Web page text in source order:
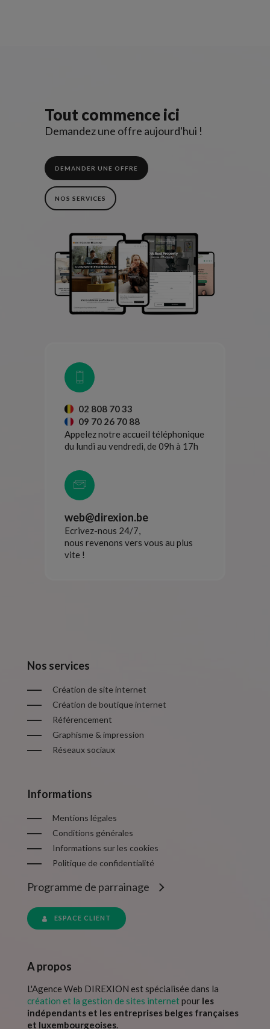
Tout commence ici
Demandez une offre aujourd'hui !
DEMANDER UNE OFFRE
NOS SERVICES
02 808 70 33
09 70 26 70 88
Appelez notre accueil téléphonique
du lundi au vendredi, de 09h à 17h
web@direxion.be
Ecrivez-nous 24/7,
nous revenons vers vous au plus
vite !
A propos
L'Agence Web DIREXION est spécialisée dans la
création et la gestion de sites internetpour les
indépendants et les entreprises belges françaises
et luxembourgeoises.
Nos services
Création de site internet
Création de boutique internet
Référencement
Graphisme & impression
Réseaux sociaux
Informations
Mentions légales
Conditions générales
Informations sur les cookies
Politique de confidentialité
Programme de parrainage
ESPACE CLIENT